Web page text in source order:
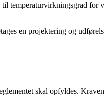
temperaturvirkningsgrad
en projektering og
skal opfyldes.